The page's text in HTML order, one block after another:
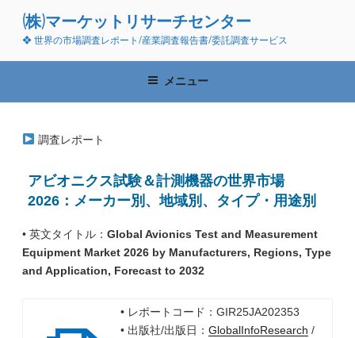
ン
(株)マーケットリサーチセンター
❖ 世界の市場調査レポート/産業調査報告書/委託調査サービス
メニュー
調査レポート
アビオニクス試験＆計測機器の世界市場
2026：メーカー別、地域別、タイプ・用途別
• 英文タイトル： Global Avionics Test and Measurement
Equipment Market 2026 by Manufacturers, Regions, Type
and Application, Forecast to 2032
• レポートコード：GIR25JA202353
• 出版社/出版日： GlobalInfoResearch /